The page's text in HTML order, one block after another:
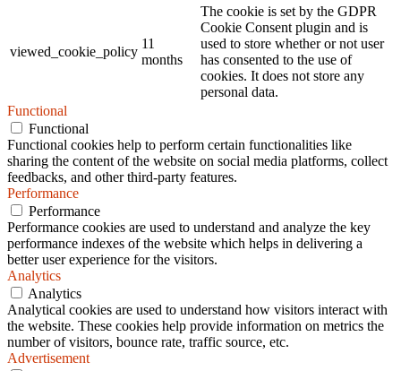
viewed_cookie_policy
11
months
The cookie is set by the GDPR
Cookie Consent plugin and is
used to store whether or not user
has consented to the use of
cookies. It does not store any
personal data.
Functional
Functional
Functional cookies help to perform certain functionalities like
sharing the content of the website on social media platforms, collect
feedbacks, and other third-party features.
Performance
Performance
Performance cookies are used to understand and analyze the key
performance indexes of the website which helps in delivering a
better user experience for the visitors.
Analytics
Analytics
Analytical cookies are used to understand how visitors interact with
the website. These cookies help provide information on metrics the
number of visitors, bounce rate, traffic source, etc.
Advertisement